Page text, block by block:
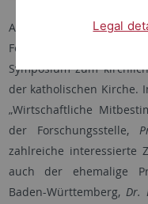
Am Freitag, dem 27.
Forschungsstelle für
Symposium zum
der katholischen Kirche.
„Wirtschaftliche
der Forschungsstelle,
zahlreiche interessierte
auch der ehemalige
Baden-Württemberg, Dr.
Legal